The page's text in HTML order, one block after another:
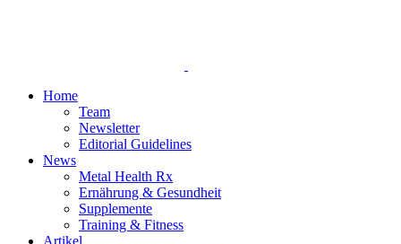
Home
Team
Newsletter
Editorial Guidelines
News
Metal Health Rx
Ernährung & Gesundheit
Supplemente
Training & Fitness
Artikel